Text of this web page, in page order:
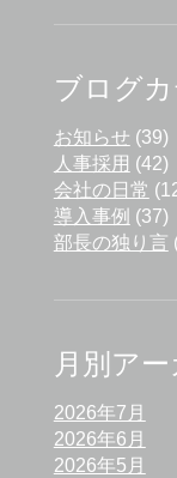
ブログ
お知らせ (39)
人事採用 (42)
会社の日常
導入事例 (37)
部長の独り言
月別ア
2026年7月
2026年6月
2026年5月